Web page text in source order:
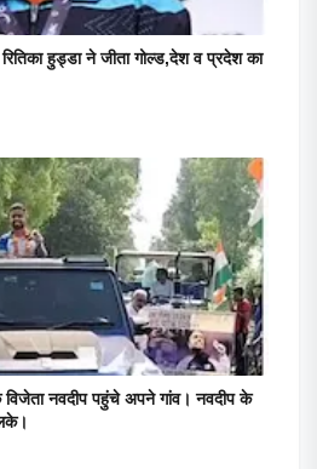
हुड्डा ने जीता गोल्ड,देश व प्रदेश का
विजेता नवदीप पहुंचे अपने गांव। नवदीप के